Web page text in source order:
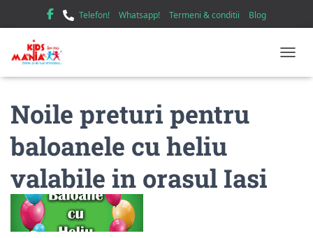
Telefon! Whatsapp! Termeni & conditii Blog
Noile preturi pentru
baloanele cu heliu
valabile in orasul Iasi